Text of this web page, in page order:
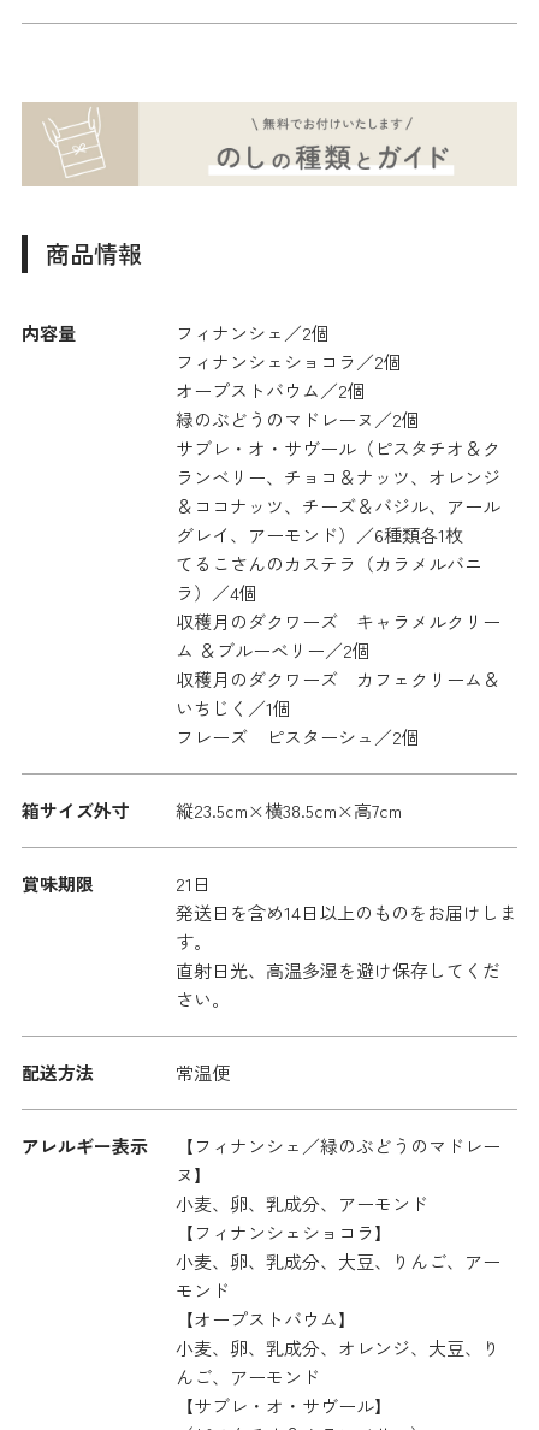
商品情報
内容量
フィナンシェ／2個
フィナンシェショコラ／2個
オープストバウム／2個
緑のぶどうのマドレーヌ／2個
サブレ・オ・サヴール（ピスタチオ＆ク
ランベリー、チョコ＆ナッツ、オレンジ
＆ココナッツ、チーズ＆バジル、アール
グレイ、アーモンド）／6種類各1枚
てるこさんのカステラ（カラメルバニ
ラ）／4個
収穫月のダクワーズ キャラメルクリー
ム ＆ブルーベリー／2個
収穫月のダクワーズ カフェクリーム＆
いちじく／1個
フレーズ ピスターシュ／2個
箱サイズ外寸 縦23.5cm×横38.5cm×高7cm
賞味期限
21日
発送日を含め14日以上のものをお届けしま
す。
直射日光、高温多湿を避け保存してくだ
さい。
配送方法 常温便
アレルギー表示
【フィナンシェ／緑のぶどうのマドレー
ヌ】
小麦、卵、乳成分、アーモンド
【フィナンシェショコラ】
小麦、卵、乳成分、大豆、りんご、アー
モンド
【オープストバウム】
小麦、卵、乳成分、オレンジ、大豆、り
んご、アーモンド
【サブレ・オ・サヴール】